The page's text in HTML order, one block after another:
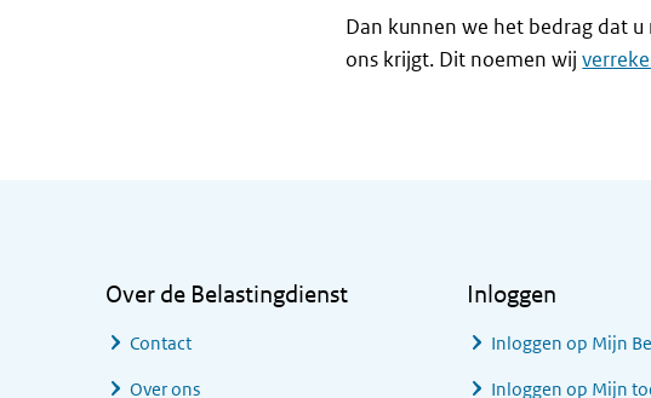
Dan kunnen we het bedrag dat
ons krijgt. Dit noemen wij
Over de Belastingdienst
Contact
Over ons
Inloggen
Inloggen op Mijn
Inloggen op Mijn